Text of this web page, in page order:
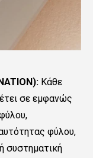
Κάθε
σε εμφανώς
φύλου,
συστηματική